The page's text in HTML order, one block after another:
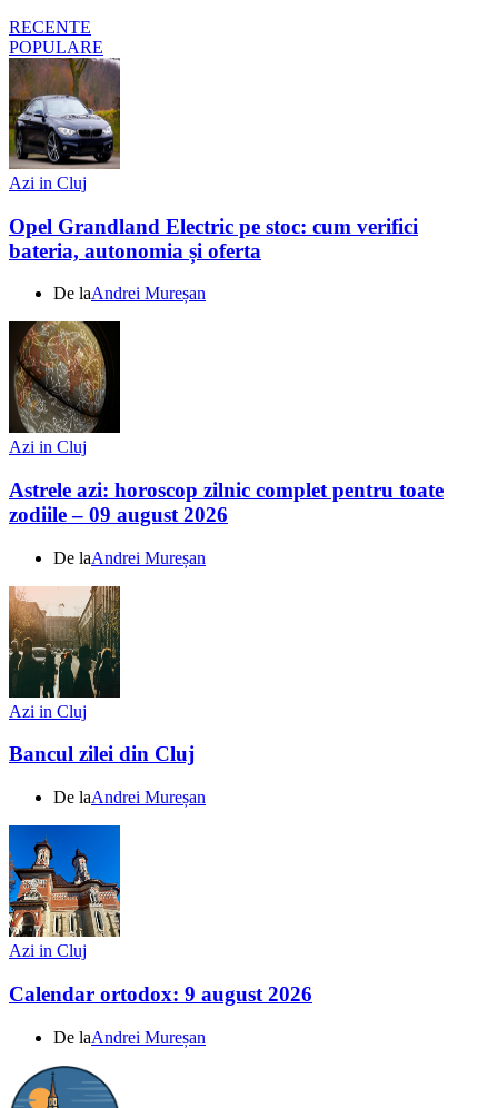
RECENTE
POPULARE
Azi in Cluj
Opel Grandland Electric pe stoc: cum verifici
bateria, autonomia și oferta
De laAndrei Mureșan
Azi in Cluj
Astrele azi: horoscop zilnic complet pentru toate
zodiile – 09 august 2026
De laAndrei Mureșan
Azi in Cluj
Bancul zilei din Cluj
De laAndrei Mureșan
Azi in Cluj
Calendar ortodox: 9 august 2026
De laAndrei Mureșan